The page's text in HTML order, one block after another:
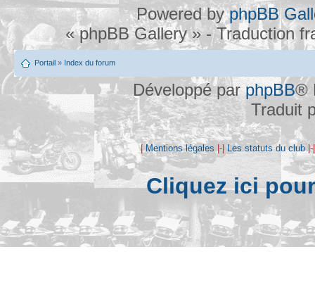
Powered byphpBB
« phpBB Gallery » - Traduction
Portail » Index du forum
Développé parphpBB®
Traduit
|Mentions légales |-| Les statuts du club
Cliquez ici